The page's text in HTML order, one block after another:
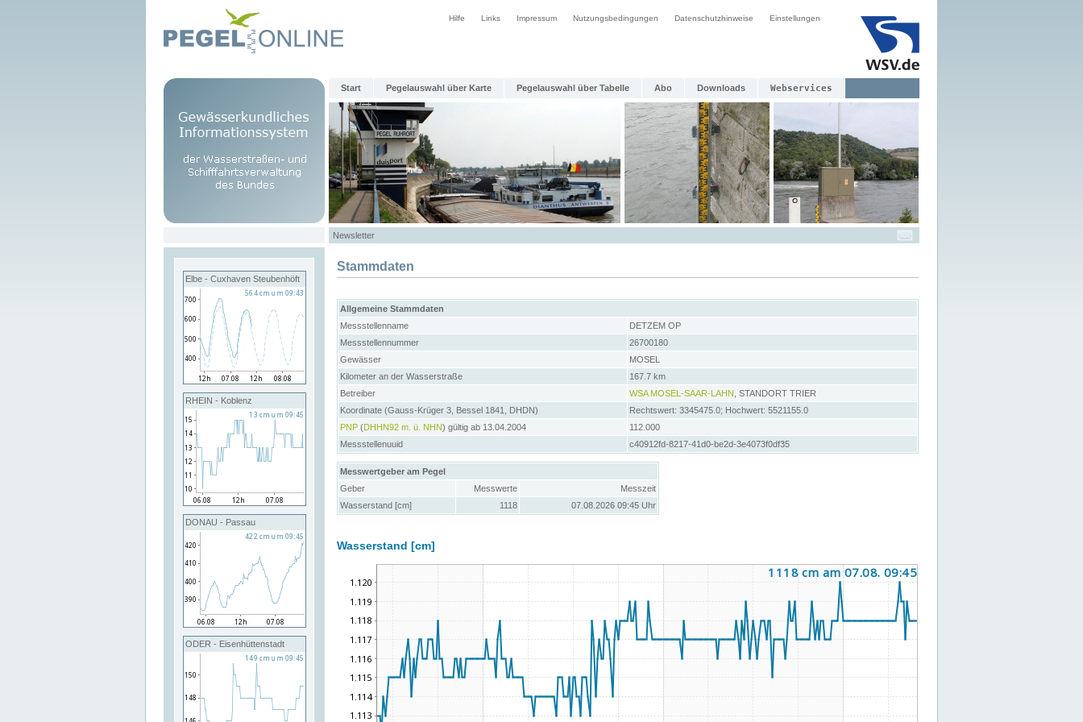
Hilfe Links Impressum Nutzungsbedingungen Datenschutzhinweise Einstellungen
Start Pegelauswahl über Karte Pegelauswahl über Tabelle Abo Downloads Webservices
Newsletter
Elbe - Cuxhaven Steubenhöft
RHEIN - Koblenz
DONAU - Passau
ODER - Eisenhüttenstadt
Stammdaten
Allgemeine Stammdaten
Messstellenname
DETZEM OP
Messstellennummer
26700180
Gewässer
MOSEL
Kilometer an der Wasserstraße
167.7 km
Betreiber
WSA MOSEL-SAAR-LAHN , STANDORT TRIER
Koordinate (Gauss-Krüger 3, Bessel 1841, DHDN)
Rechtswert: 3345475.0; Hochwert: 5521155.0
PNP (DHHN92 m. ü. NHN) gültig ab 13.04.2004
112.000
Messstellenuuid
c40912fd-8217-41d0-be2d-3e4073f0df35
Messwertgeber am Pegel
Geber
Messwerte
Messzeit
Wasserstand [cm]
1118 07.08.2026 09:45 Uhr
Wasserstand [cm]